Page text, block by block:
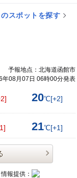
スポットを探す
予報地点：北海道函館市
年08月07日 06時00分発表
20℃[+2]
21℃[+1]
情報提供：